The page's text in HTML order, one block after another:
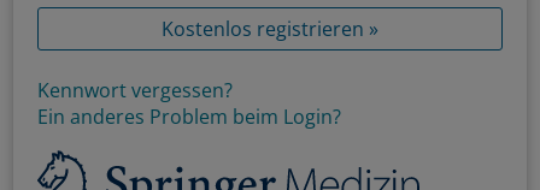
Kostenlos registrieren »
Kennwort vergessen?
Ein anderes Problem beim Login?